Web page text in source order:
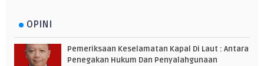
OPINI
Pemeriksaan Keselamatan Kapal Di Laut : Antara
Penegakan Hukum Dan Penyalahgunaan